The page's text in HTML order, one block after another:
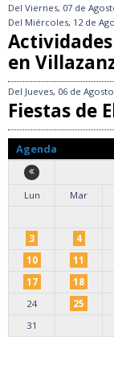
Del Viernes, 07 de
Del Miércoles, 12 de
en
Del Jueves, 06 de
Fiestas de
Agenda
Lun
Mar
3
4
10
11
17
18
24
25
31